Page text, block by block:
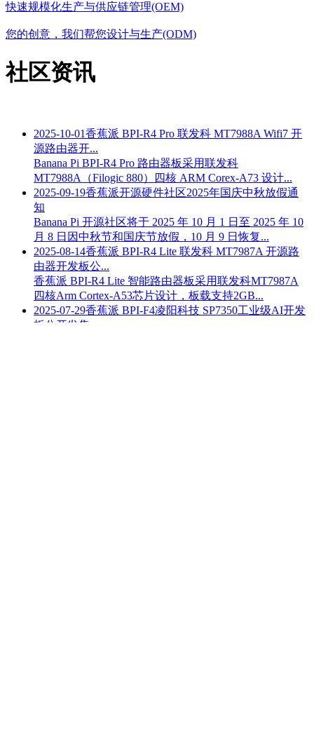
快速规模化生产与供应链管理(OEM)
您的创意，我们帮您设计与生产(ODM)
社区资讯
2025-10-01香蕉派 BPI-R4 Pro 联发科 MT7988A Wifi7 开
源路由器开...
Banana Pi BPI-R4 Pro 路由器板采用联发科
MT7988A（Filogic 880）四核 ARM Corex-A73 设计...
2025-09-19香蕉派开源硬件社区2025年国庆中秋放假通
知
Banana Pi 开源社区将于 2025 年 10 月 1 日至 2025 年 10
月 8 日因中秋节和国庆节放假，10 月 9 日恢复...
2025-08-14香蕉派 BPI-R4 Lite 联发科 MT7987A 开源路
由器开发板公...
香蕉派 BPI-R4 Lite 智能路由器板采用联发科MT7987A
四核Arm Cortex-A53芯片设计，板载支持2GB...
2025-07-29香蕉派 BPI-F4凌阳科技 SP7350工业级AI开发
板公开发售...